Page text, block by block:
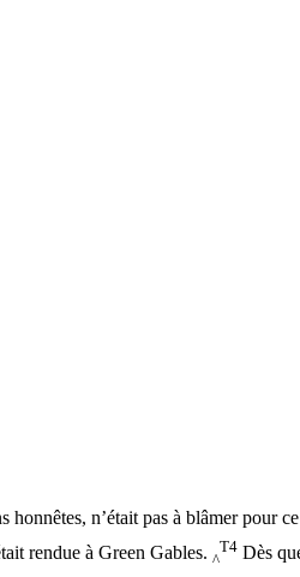
n’était pas à blâmer pour
rendue à Green Gables. ^
T4 Dès